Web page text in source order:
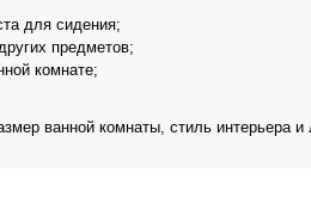
для сидения;
предметов;
комнате;
ванной комнаты, стиль интерьера